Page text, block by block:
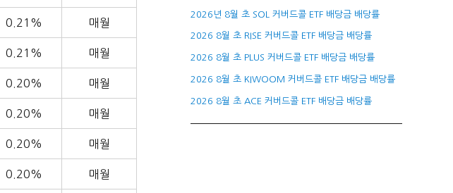
0.21% 매월
0.21% 매월
0.20% 매월
0.20% 매월
0.20% 매월
0.20% 매월
2026년 8월 초 SOL 커버드콜 ETF 배당금 배당률
2026 8월 초 RISE 커버드콜 ETF 배당금 배당률
2026 8월 초 PLUS 커버드콜 ETF 배당금 배당률
2026 8월 초 KIWOOM 커버드콜 ETF 배당금 배당률
2026 8월 초 ACE 커버드콜 ETF 배당금 배당률